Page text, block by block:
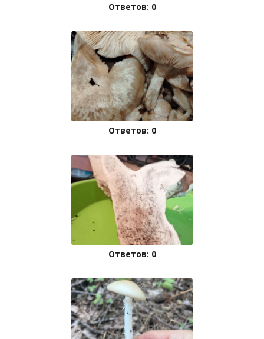
Ответов: 0
Ответов: 0
Ответов: 0